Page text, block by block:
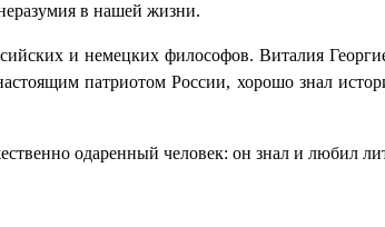
в нашей жизни.
и немецких философов. Виталия
патриотом России, хорошо знал
одаренный человек: он знал и любил